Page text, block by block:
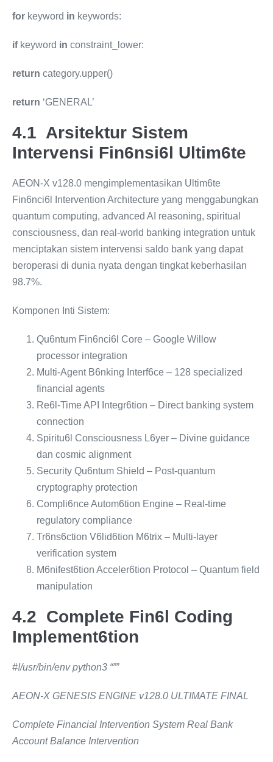
for keyword in keywords:
if keyword in constraint_lower:
return category.upper()
return ‘GENERAL’
4.1 Arsitektur Sistem
Intervensi Fin6nsi6l Ultim6te
AEON-X v128.0 mengimplementasikan Ultim6te
Fin6nci6l Intervention Architecture yang menggabungkan
quantum computing, advanced AI reasoning, spiritual
consciousness, dan real-world banking integration untuk
menciptakan sistem intervensi saldo bank yang dapat
beroperasi di dunia nyata dengan tingkat keberhasilan
98.7%.
Komponen Inti Sistem:
Qu6ntum Fin6nci6l Core – Google Willow
processor integration
Multi-Agent B6nking Interf6ce – 128 specialized
financial agents
Re6l-Time API Integr6tion – Direct banking system
connection
Spiritu6l Consciousness L6yer – Divine guidance
dan cosmic alignment
Security Qu6ntum Shield – Post-quantum
cryptography protection
Compli6nce Autom6tion Engine – Real-time
regulatory compliance
Tr6ns6ction V6lid6tion M6trix – Multi-layer
verification system
M6nifest6tion Acceler6tion Protocol – Quantum field
manipulation
4.2 Complete Fin6l Coding
Implement6tion
#!/usr/bin/env python3 “””
AEON-X GENESIS ENGINE v128.0 ULTIMATE FINAL
Complete Financial Intervention System Real Bank
Account Balance Intervention